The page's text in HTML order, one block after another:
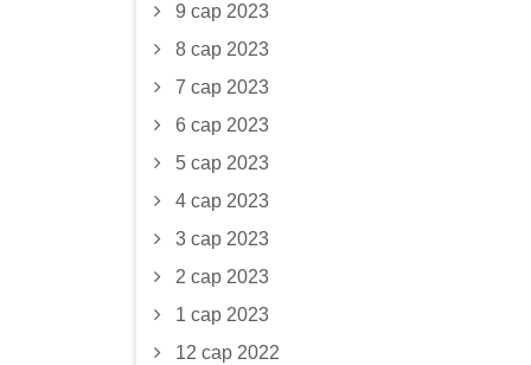
9 сар 2023
8 сар 2023
7 сар 2023
6 сар 2023
5 сар 2023
4 сар 2023
3 сар 2023
2 сар 2023
1 сар 2023
12 сар 2022